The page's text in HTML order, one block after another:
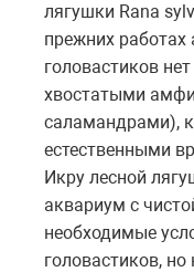
лягушки Rana
прежних работах
головастиков
хвостатыми
саламандрами),
естественными
Икру лесной
аквариум с
необходимые
головастиков,